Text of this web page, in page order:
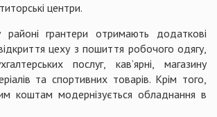
центри.
районі грантери отримають додаткові
цеху з пошиття робочого одягу,
послуг, кав’ярні, магазину
та спортивних товарів. Крім того,
коштам модернізується обладнання в